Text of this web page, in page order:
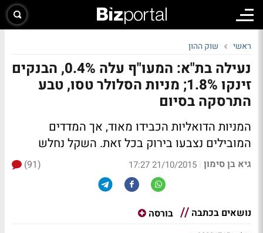
ראשי שוק ההון
נעילה בת"א: המעו"ף עלה 0.4%, הבנקים
זינקו 1.8%; מניות הסלולר טסו, טבע
התרסקה בסיום
המניות הדואליות הכבידו מאוד, אך המדדים
המובילים נצבעו בירוק בכל זאת. השקל נחלש
גיא בן סימון |
21/10/2015 17:27
(91)
נושאים בכתבה בורסה